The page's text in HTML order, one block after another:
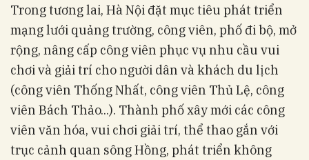
Trong tương lai, Hà Nội đặt mục tiêu phát triển
mạng lưới quảng trường, công viên, phố đi bộ, mở
rộng, nâng cấp công viên phục vụ nhu cầu vui
chơi và giải trí cho người dân và khách du lịch
(công viên Thống Nhất, công viên Thủ Lệ, công
viên Bách Thảo...). Thành phố xây mới các công
viên văn hóa, vui chơi giải trí, thể thao gắn với
trục cảnh quan sông Hồng, phát triển không